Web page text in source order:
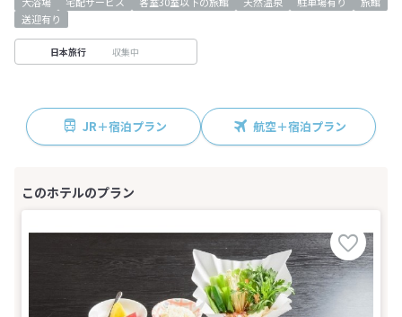
送迎有り
日本旅行 収集中
JR＋宿泊プラン 航空＋宿泊プラン